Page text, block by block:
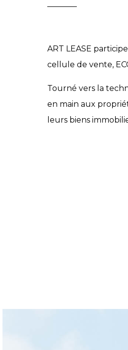
ART LEASE
cellule de vente,
Tourné vers la
en main aux
leurs biens